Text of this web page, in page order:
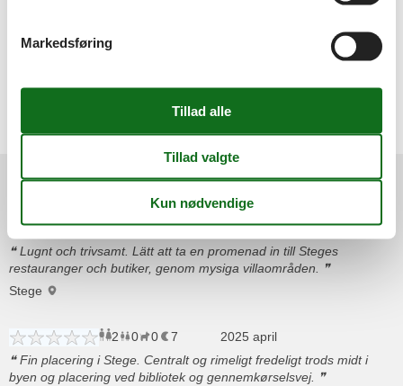
en go´pris - altid!
Vælg mellem 11 sommerhuse
Områdeanmeldelser
3 voksne
0 børn
1 husdyr
5 overnatninger
2026 juni
Lugnt och trivsamt. Lätt att ta en promenad in till Steges
restauranger och butiker, genom mysiga villaområden.
Stege
2 voksne
0 børn
0 husdyr
7 overnatninger
2025 april
Fin placering i Stege. Centralt og rimeligt fredeligt trods midt i
byen og placering ved bibliotek og gennemkørselsvej.
Markedsføring